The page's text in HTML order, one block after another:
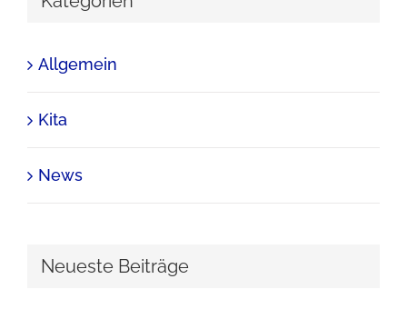
Allgemein
Kita
News
Neueste Beiträge